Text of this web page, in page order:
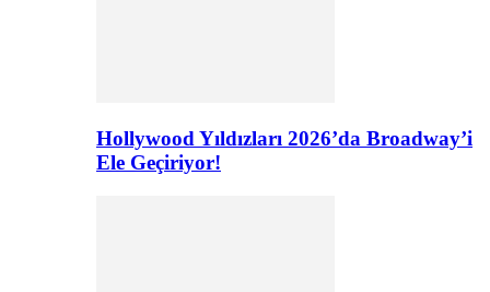
Hollywood Yıldızları 2026’da Broadway’i
Ele Geçiriyor!